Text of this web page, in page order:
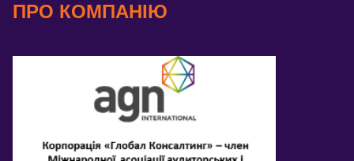
ПРО КОМПАНІЮ